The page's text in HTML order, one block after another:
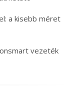
a kisebb méret
vezeték